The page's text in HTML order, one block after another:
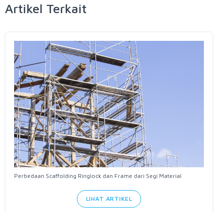
Artikel Terkait
Perbedaan Scaffolding Ringlock dan Frame dari Segi Material
LIHAT ARTIKEL